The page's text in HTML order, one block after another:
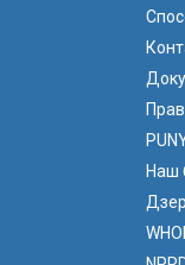
Наш